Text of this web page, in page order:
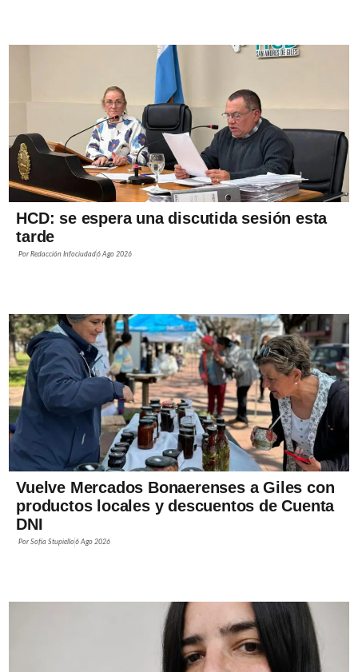
HCD: se espera una discutida sesión esta
tarde
PorRedacción Infociudad6 Ago 2026
Vuelve Mercados Bonaerenses a Giles con
productos locales y descuentos de Cuenta
DNI
PorSofía Stupiello6 Ago 2026